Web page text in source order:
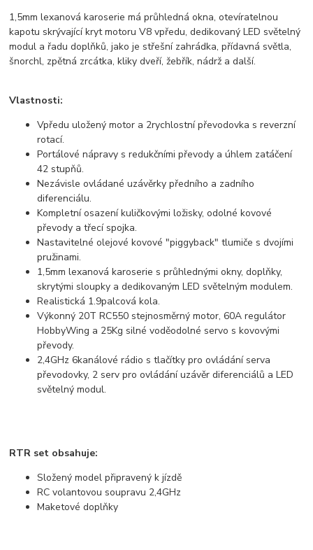
1,5mm lexanová karoserie má průhledná okna, otevíratelnou
kapotu skrývající kryt motoru V8 vpředu, dedikovaný LED světelný
modul a řadu doplňků, jako je střešní zahrádka, přídavná světla,
šnorchl, zpětná zrcátka, kliky dveří, žebřík, nádrž a další.
Vlastnosti:
Vpředu uložený motor a 2rychlostní převodovka s reverzní
rotací.
Portálové nápravy s redukčními převody a úhlem zatáčení
42 stupňů.
Nezávisle ovládané uzávěrky předního a zadního
diferenciálu.
Kompletní osazení kuličkovými ložisky, odolné kovové
převody a třecí spojka.
Nastavitelné olejové kovové "piggyback" tlumiče s dvojími
pružinami.
1,5mm lexanová karoserie s průhlednými okny, doplňky,
skrytými sloupky a dedikovaným LED světelným modulem.
Realistická 1.9palcová kola.
Výkonný 20T RC550 stejnosměrný motor, 60A regulátor
HobbyWing a 25Kg silné voděodolné servo s kovovými
převody.
2,4GHz 6kanálové rádio s tlačítky pro ovládání serva
převodovky, 2 serv pro ovládání uzávěr diferenciálů a LED
světelný modul.
RTR set obsahuje:
Složený model připravený k jízdě
RC volantovou soupravu 2,4GHz
Maketové doplňky